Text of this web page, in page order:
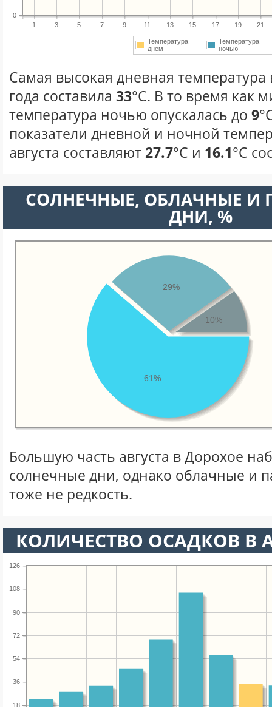
1 3 5 7 9 11 13 15 17 19 21
0
Температура
днем
Температура
ночью
Самая высокая дневная температура
года составила 33°С. В то время как
температура ночью опускалась до 9
показатели дневной и ночной
августа составляют 27.7°С и 16.1°С
CОЛНЕЧНЫЕ, ОБЛАЧНЫЕ И
ДНИ, %
61%
29%
10%
Большую часть августа в Дорохое
солнечные дни, однако облачные и
тоже не редкость.
КОЛИЧЕСТВО ОСАДКОВ В
18
36
54
72
90
108
126